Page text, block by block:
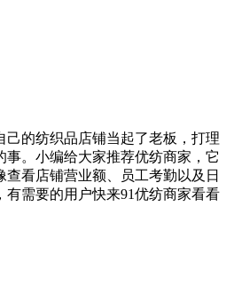
己的纺织品店铺当起了老板，打理
事。小编给大家推荐优纺商家，它
查看店铺营业额、员工考勤以及日
有需要的用户快来91优纺商家看看